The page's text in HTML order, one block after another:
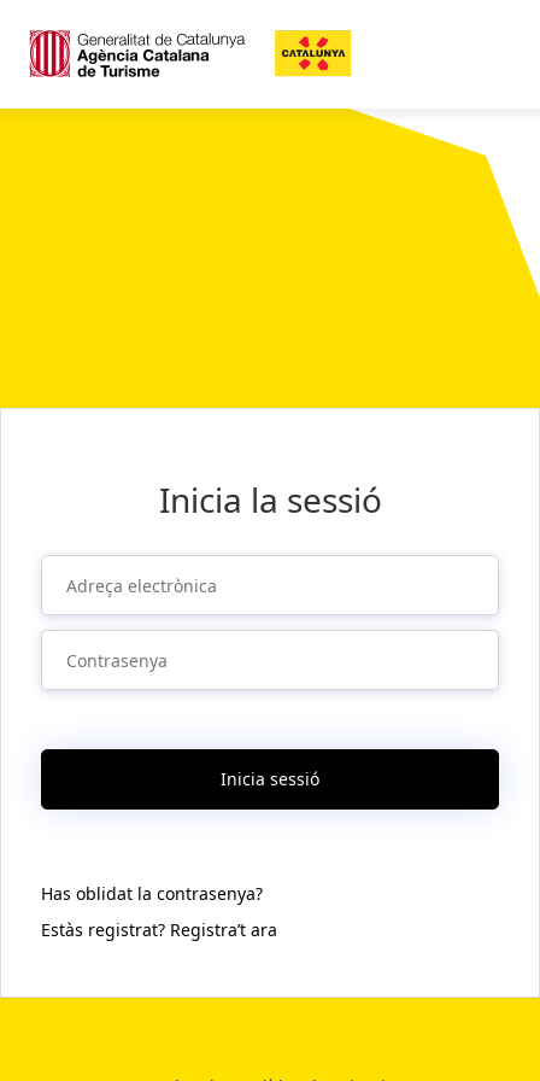
Inicia la sessió
Inicia sessió
Has oblidat la contrasenya?
Estàs registrat? Registra’t ara